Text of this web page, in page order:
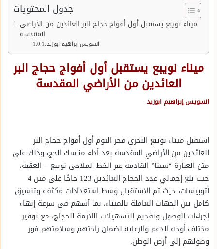
جدول المحتويات
ميناء نويبع يستقبل أول أفواج حجاج البر العائدين من الأراضي
المقدسة
السويس إبراهيم ابوزيد
ميناء نويبع يستقبل أول أفواج حجاج البر
العائدين من الأراضي المقدسة
السويس إبراهيم ابوزيد
استقبل ميناء نويبع البحري فجر اليوم أول أفواج حجاج البر
العائدين من الأراضي المقدسة بعد أداء مناسك الحج، وذلك على
متن العبارة “سينا” القادمة عبر الخط الملاحي نويبع – العقبة،
حيث بلغ إجمالي عدد الحجاج العائدين 123 حاجًا على متن 4
أتوبيسات، حيث تم الاستقبال وسط استعدادات مكثفة وتنسيق
كامل بين الجهات العاملة بالميناء، بما أسهم في سرعة إنهاء
إجراءات الوصول وتقديم التسهيلات اللازمة للحجاج، مع توفير
مختلف أوجه الدعم والرعاية لضمان راحتهم وسلامتهم فور
وصولهم إلى أرض الوطن.